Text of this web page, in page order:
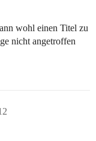
wohl einen Titel zu
nicht angetroffen